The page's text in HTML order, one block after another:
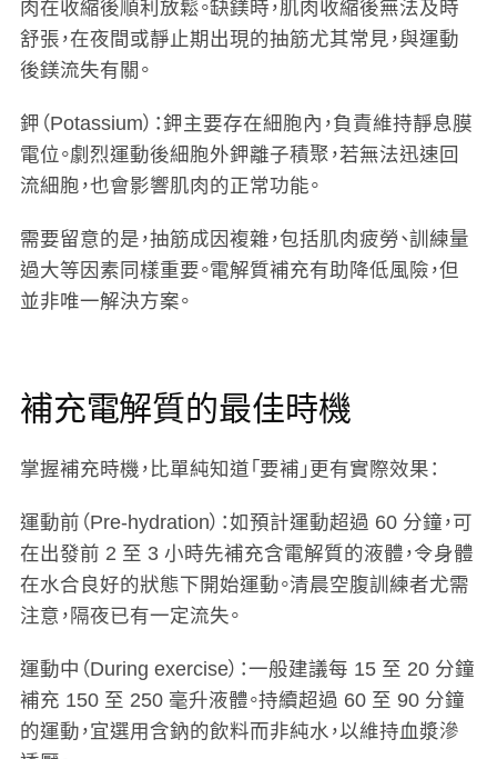
肉在收縮後順利放鬆。缺鎂時，肌肉收縮後無法及時
舒張，在夜間或靜止期出現的抽筋尤其常見，與運動
後鎂流失有關。
鉀（Potassium） ：鉀主要存在細胞內，負責維持靜息膜
電位。劇烈運動後細胞外鉀離子積聚，若無法迅速回
流細胞，也會影響肌肉的正常功能。
需要留意的是，抽筋成因複雜，包括肌肉疲勞、訓練量
過大等因素同樣重要。電解質補充有助降低風險，但
並非唯一解決方案。
補充電解質的最佳時機
掌握補充時機，比單純知道「要補」更有實際效果：
運動前（Pre-hydration） ：如預計運動超過 60 分鐘，可
在出發前 2 至 3 小時先補充含電解質的液體，令身體
在水合良好的狀態下開始運動。清晨空腹訓練者尤需
注意，隔夜已有一定流失。
運動中（During exercise） ：一般建議每 15 至 20 分鐘
補充 150 至 250 毫升液體。持續超過 60 至 90 分鐘
的運動，宜選用含鈉的飲料而非純水，以維持血漿滲